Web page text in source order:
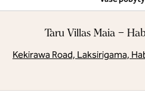
Taru Villas Maia –
Kekirawa Road, Laksirigama,